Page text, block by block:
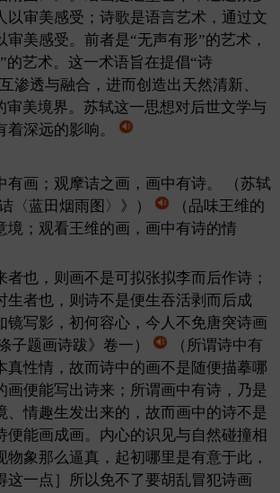
以审美感受；诗歌是语言艺术，通过文
美感受。前者是“无声有形”的艺术，
的艺术。这一术语旨在提倡“诗
渗透与融合，进而创造出天然清新、
审美境界。苏轼这一思想对后世文学与
深远的影响。
有画；观摩诘之画，画中有诗。
（苏轼
〈蓝田烟雨图〉》）
（品味王维的
境；观看王维的画，画中有诗的情
者也，则画不是可拟张拟李而后作诗；
生者也，则诗不是便生吞活剥而后成
镜写影，初何容心，今人不免唐突诗画
子题画诗跋》卷一）
（所谓诗中有
真性情，故而诗中的画不是随便描摹哪
画便能写出诗来；所谓画中有诗，乃是
、情趣生发出来的，故而画中的诗不是
便能画成画。内心的识见与自然碰撞相
物象那么逼真，起初哪里是有意于此，
这一点］所以免不了要胡乱冒犯诗画